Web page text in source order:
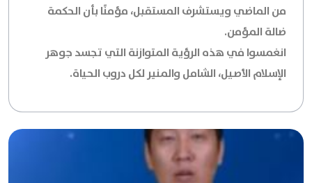
من الماضي ويستشرف المستقبل، مؤمنًا بأن الحكمة
ضالة المؤمن.
انغمسوا في هذه الرؤية المتوازنة التي تجسد جوهر
الإسلام الأصيل، الشامل والمنير لكل دروب الحياة.